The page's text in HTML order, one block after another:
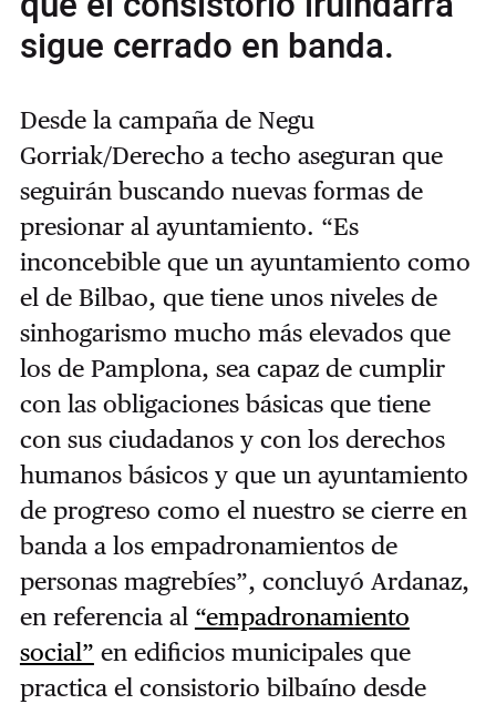
sigue cerrado en banda.
Desde la campaña de Negu
Gorriak/Derecho a techo aseguran que
seguirán buscando nuevas formas de
presionar al ayuntamiento. “Es
inconcebible que un ayuntamiento como
el de Bilbao, que tiene unos niveles de
sinhogarismo mucho más elevados que
los de Pamplona, sea capaz de cumplir
con las obligaciones básicas que tiene
con sus ciudadanos y con los derechos
humanos básicos y que un ayuntamiento
de progreso como el nuestro se cierre en
banda a los empadronamientos de
personas magrebíes”, concluyó Ardanaz,
en referencia al “empadronamiento
social” en edificios municipales que
practica el consistorio bilbaíno desde